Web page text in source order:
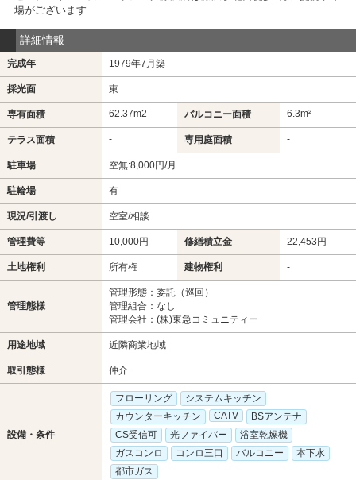
場がございます
詳細情報
完成年 1979年7月築
採光面 東
専有面積 62.37m2 バルコニー面積 6.3m²
テラス面積 - 専用庭面積 -
駐車場 空無:8,000円/月
駐輪場 有
現況/引渡し 空室/相談
管理費等 10,000円 修繕積立金 22,453円
土地権利 所有権 建物権利 -
管理態様
管理形態：委託（巡回）
管理組合：なし
管理会社：(株)東急コミュニティー
用途地域 近隣商業地域
取引態様 仲介
設備・条件
フローリング
システムキッチン
カウンターキッチン
CATV
BSアンテナ
CS受信可
光ファイバー
浴室乾燥機
ガスコンロ
コンロ三口 バルコニー
本下水
都市ガス